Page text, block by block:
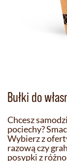
Bułki do
Chcesz
pociechy?
Wybierz z
razową czy
posypki z